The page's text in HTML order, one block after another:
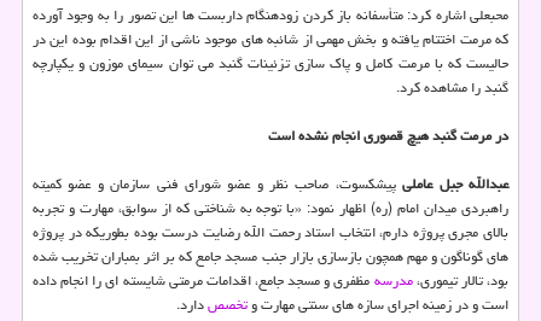
محبعلی اشاره كرد: متأسفانه باز كردن زودهنگام داربست ها این تصور را به وجود آورده
كه مرمت اختتام یافته و بخش مهمی از شائبه های موجود ناشی از این اقدام بوده این در
حالیست كه با مرمت كامل و پاك سازی تزئینات گنبد می توان سیمای موزون و یكپارچه
گنبد را مشاهده كرد.
در مرمت گنبد هیچ قصوری انجام نشده است
عبدالله جبل عاملیپیشكسوت، صاحب نظر و عضو شورای فنی سازمان و عضو كمیته
راهبردی میدان امام (ره) اظهار نمود: «با توجه به شناختی كه از سوابق، مهارت و تجربه
بالای مجری پروژه دارم، انتخاب استاد رحمت الله رضایت درست بوده بطوریكه در پروژه
های گوناگون و مهم همچون بازسازی بازار جنب مسجد جامع كه بر اثر بمباران تخریب شده
بود، تالار تیموری،مدرسهمظفری و مسجد جامع، اقدامات مرمتی شایسته ای را انجام داده
است و در زمینه اجرای سازه های سنتی مهارت وتخصصدارد.